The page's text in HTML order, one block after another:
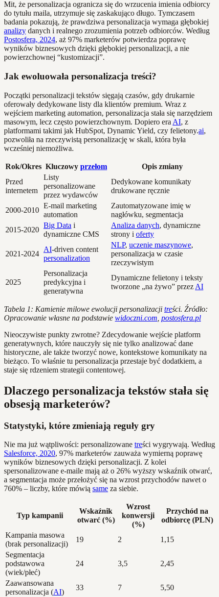
Mit, że personalizacja ogranicza się do wrzucenia imienia odbiorcy
do tytułu maila, utrzymuje się zaskakująco długo. Tymczasem
badania pokazują, że prawdziwa personalizacja wymaga głębokiej
analizy danych i realnego zrozumienia potrzeb odbiorców. Według
Postosfera, 2024, aż 97% marketerów potwierdza poprawę
wyników biznesowych dzięki głębokiej personalizacji, a nie
powierzchownej “kustomizacji”.
Jak ewoluowała personalizacja treści?
Początki personalizacji tekstów sięgają czasów, gdy drukarnie
oferowały dedykowane listy dla klientów premium. Wraz z
wejściem marketing automation, personalizacja stała się narzędziem
masowym, lecz często powierzchownym. Dopiero era AI, z
platformami takimi jak HubSpot, Dynamic Yield, czy felietony.ai,
pozwoliła na rzeczywistą personalizację w skali, która była
wcześniej niemożliwa.
Rok/Okres Kluczowy przełom
Opis zmiany
Przed
internetem
Listy
personalizowane
przez wydawców
Dedykowane komunikaty
drukowane ręcznie
2000-2010
E-mail marketing
automation
Zautomatyzowane imię w
nagłówku, segmentacja
2015-2020
Big Data i
dynamiczne CMS
Analiza danych, dynamiczne
strony i oferty
2021-2024
AI-driven content
personalization
NLP, uczenie maszynowe,
personalizacja w czasie
rzeczywistym
2025
Personalizacja
predykcyjna i
generatywna
Dynamiczne felietony i teksty
tworzone „na żywo” przez AI
Tabela 1: Kamienie milowe ewolucji personalizacji treści. Źródło:
Opracowanie własne na podstawie widoczni.com postosfera.pl
Nieoczywiste punkty zwrotne? Zdecydowanie wejście platform
generatywnych, które nauczyły się nie tylko analizować dane
historyczne, ale także tworzyć nowe, kontekstowe komunikaty na
bieżąco. To właśnie tu personalizacja przestaje być dodatkiem, a
staje się rdzeniem strategii contentowej.
Dlaczego personalizacja tekstów stała się
obsesją marketerów?
Statystyki, które zmieniają reguły gry
Nie ma już wątpliwości: personalizowane treści wygrywają. Według
Salesforce, 2020, 97% marketerów zauważa wymierną poprawę
wyników biznesowych dzięki personalizacji. Z kolei
spersonalizowane e-maile mają aż o 26% wyższy wskaźnik otwarć,
a segmentacja może przełożyć się na wzrost przychodów nawet o
760% – liczby, które mówią same za siebie.
Typ kampanii
Wskaźnik
otwarć (%)
Wzrost
konwersji
(%)
Przychód na
odbiorcę (PLN)
Kampania masowa
(brak personalizacji)
19 2
1,15
Segmentacja
podstawowa
(wiek/płeć)
24 3,5 2,45
Zaawansowana
personalizacja (AI)
33 7 5,50